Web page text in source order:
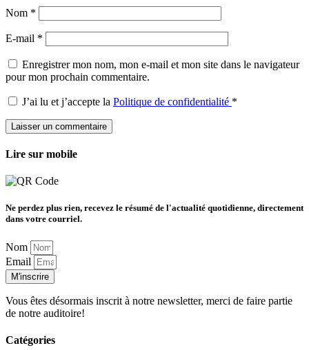
Nom *
E-mail *
Enregistrer mon nom, mon e-mail et mon site dans le navigateur
pour mon prochain commentaire.
J’ai lu et j’accepte la Politique de confidentialité *
Lire sur mobile
Ne perdez plus rien, recevez le résumé de l'actualité quotidienne, directement
dans votre courriel.
Nom
Email
M'inscrire
Vous êtes désormais inscrit à notre newsletter, merci de faire partie
de notre auditoire!
Catégories